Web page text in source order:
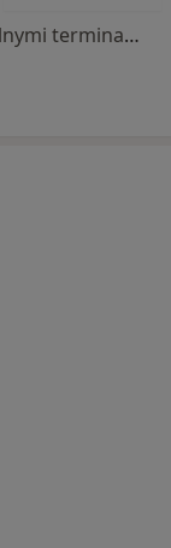
Brak dostępnych specjalistów z wolnymi terminami w tym centrum medycznym.